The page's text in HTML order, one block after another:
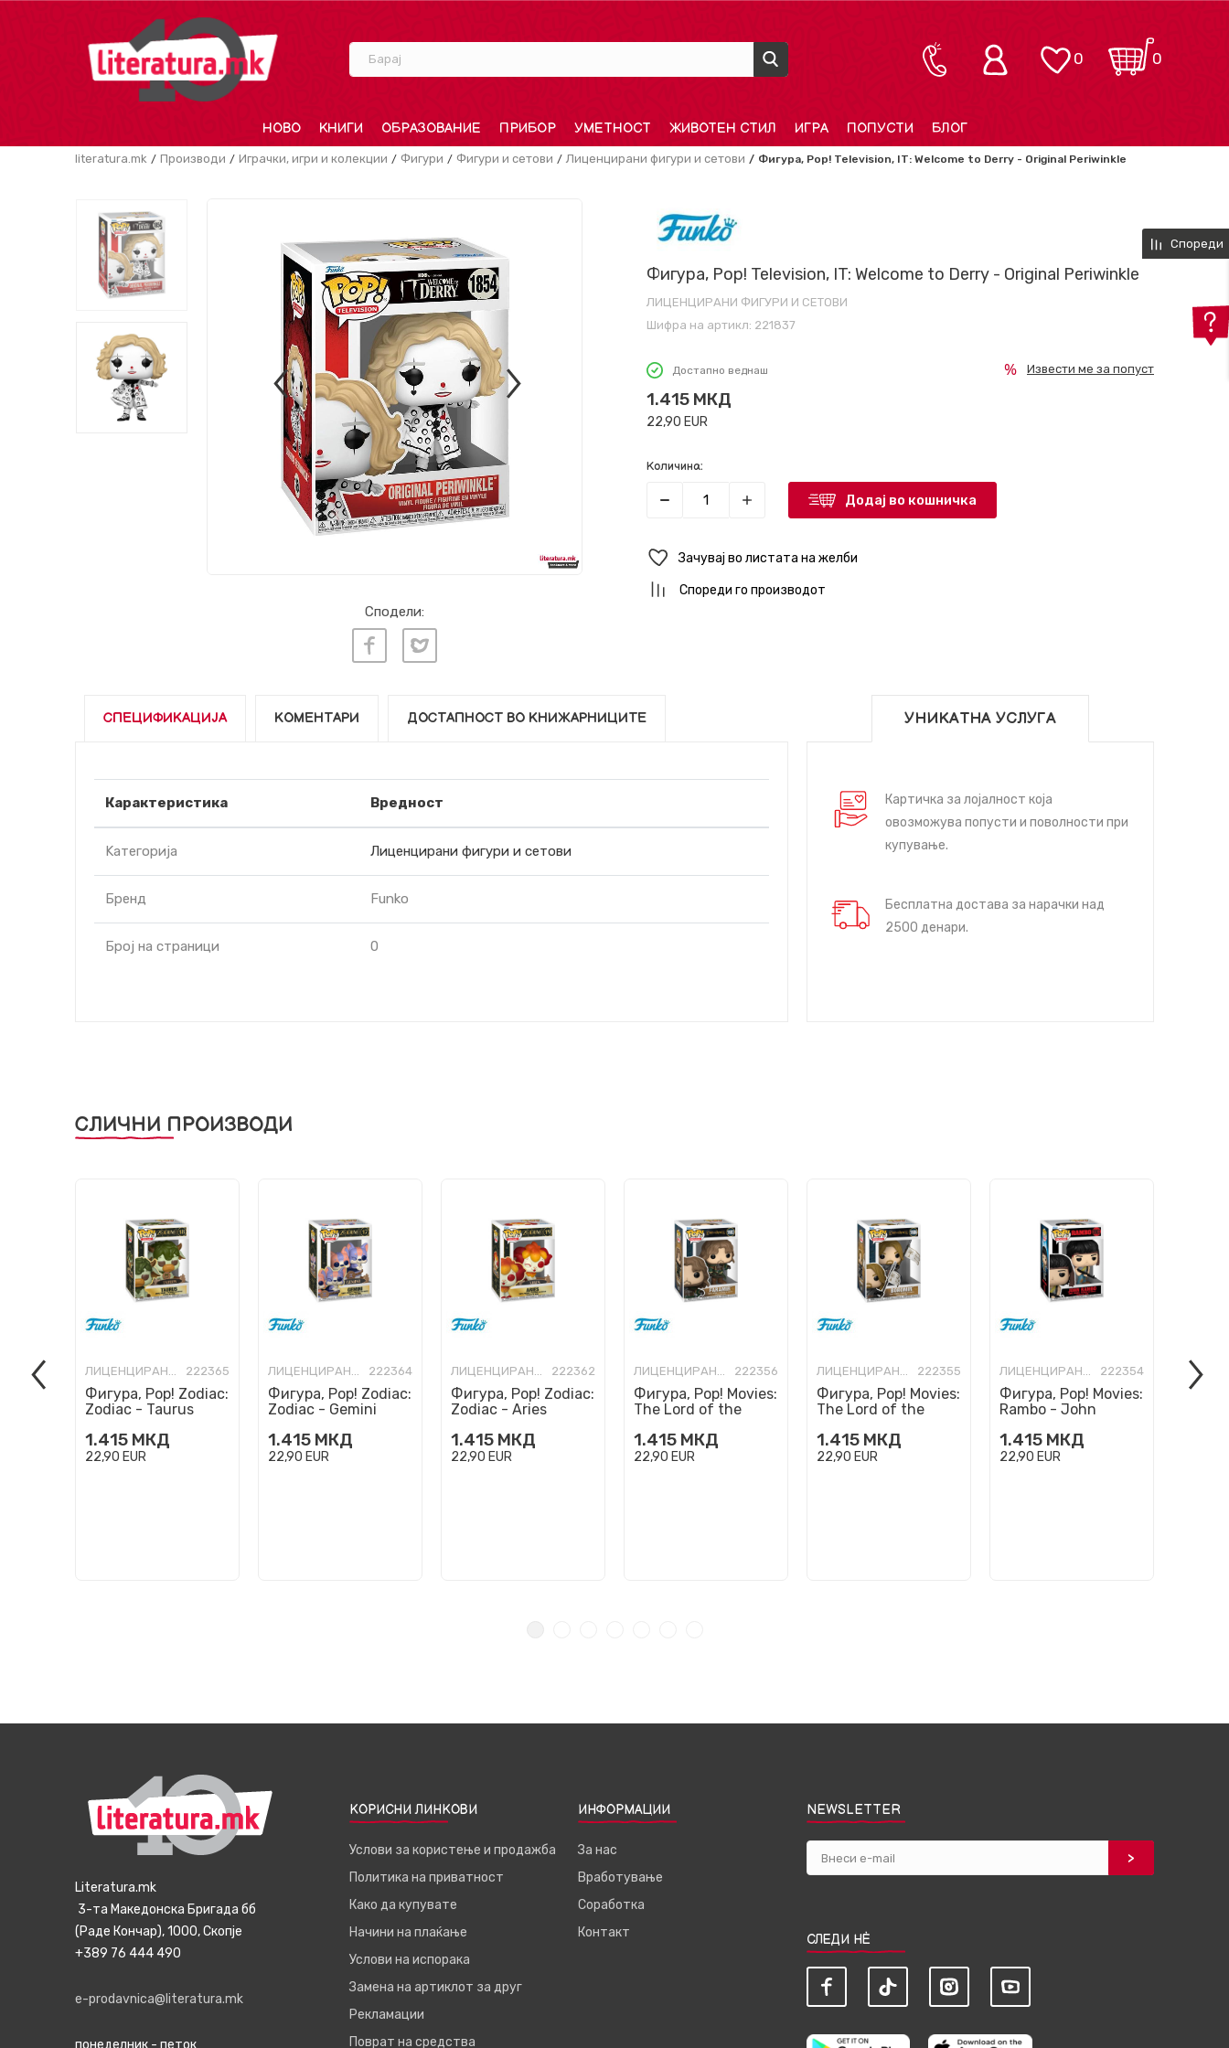
Барај 0
0
НОВО КНИГИ ОБРАЗОВАНИЕ ПРИБОР УМЕТНОСТ ЖИВОТЕН СТИЛ ИГРА ПОПУСТИ БЛОГ
literatura.mk Производи Играчки, игри и колекции Фигури Фигури и сетови Лиценцирани фигури и сетови Фигура, Pop! Television, IT: Welcome to Derry - Original Periwinkle
Сподели:
Фигура, Pop! Television, IT: Welcome to Derry - Original Periwinkle
ЛИЦЕНЦИРАНИ ФИГУРИ И СЕТОВИ
Шифра на артикл: 221837
Достапно веднаш
1.415 МКД
22,90 EUR
Извести ме за попуст
Количина:
Додај во кошничка
Зачувај во листата на желби
Спореди го производот
СПЕЦИФИКАЦИЈА КОМЕНТАРИ ДОСТАПНОСТ ВО КНИЖАРНИЦИТЕ
Карактеристика Вредност
Kатегорија Лиценцирани фигури и сетови
Бренд Funko
Број на страници 0
УНИКАТНА УСЛУГА
Картичка за лојалност која
овозможува попусти и поволности при
купување.
Бесплатна достава за нарачки над
2500 денари.
СЛИЧНИ ПРОИЗВОДИ
ЛИЦЕНЦИРАНИ ФИГУРИ И СЕТОВИ 222365
Фигура, Pop! Zodiac:
Zodiac - Taurus
1.415 МКД
22,90 EUR
ЛИЦЕНЦИРАНИ ФИГУРИ И СЕТОВИ 222364
Фигура, Pop! Zodiac:
Zodiac - Gemini
1.415 МКД
22,90 EUR
ЛИЦЕНЦИРАНИ ФИГУРИ И СЕТОВИ 222362
Фигура, Pop! Zodiac:
Zodiac - Aries
1.415 МКД
22,90 EUR
ЛИЦЕНЦИРАНИ ФИГУРИ И СЕТОВИ 222356
Фигура, Pop! Movies:
The Lord of the
1.415 МКД
22,90 EUR
ЛИЦЕНЦИРАНИ ФИГУРИ И СЕТОВИ 222355
Фигура, Pop! Movies:
The Lord of the
1.415 МКД
22,90 EUR
ЛИЦЕНЦИРАНИ ФИГУРИ И СЕТОВИ 222354
Фигура, Pop! Movies:
Rambo - John
1.415 МКД
22,90 EUR
Спореди
Literatura.mk
3-та Македонска Бригада бб
(Раде Кончар), 1000, Скопје
+389 76 444 490
e-prodavnica@literatura.mk
понеделник - петок
КОРИСНИ ЛИНКОВИ
Услови за користење и продажба
Политика на приватност
Како да купувате
Начини на плаќање
Услови на испорака
Замена на артиклот за друг
Рекламации
Поврат на средства
ИНФОРМАЦИИ
За нас
Вработување
Соработка
Контакт
NEWSLETTER
СЛЕДИ НЀ